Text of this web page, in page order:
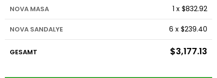
NOVA MASA 1 x $832.92
NOVA SANDALYE 6 x $239.40
GESAMT $3,177.13